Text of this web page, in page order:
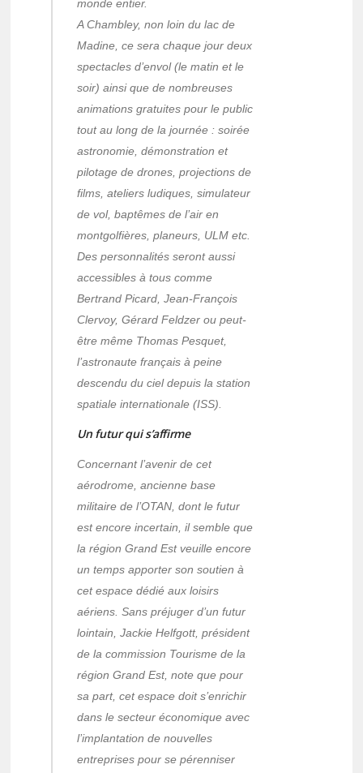
monde entier.
A Chambley, non loin du lac de
Madine, ce sera chaque jour deux
spectacles d’envol (le matin et le
soir) ainsi que de nombreuses
animations gratuites pour le public
tout au long de la journée : soirée
astronomie, démonstration et
pilotage de drones, projections de
films, ateliers ludiques, simulateur
de vol, baptêmes de l’air en
montgolfières, planeurs, ULM etc.
Des personnalités seront aussi
accessibles à tous comme
Bertrand Picard, Jean-François
Clervoy, Gérard Feldzer ou peut-
être même Thomas Pesquet,
l’astronaute français à peine
descendu du ciel depuis la station
spatiale internationale (ISS).
Un futur qui s’affirme
Concernant l’avenir de cet
aérodrome, ancienne base
militaire de l’OTAN, dont le futur
est encore incertain, il semble que
la région Grand Est veuille encore
un temps apporter son soutien à
cet espace dédié aux loisirs
aériens. Sans préjuger d’un futur
lointain, Jackie Helfgott, président
de la commission Tourisme de la
région Grand Est, note que pour
sa part, cet espace doit s’enrichir
dans le secteur économique avec
l’implantation de nouvelles
entreprises pour se pérenniser